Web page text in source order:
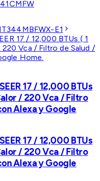
E1
17 / 12,000 BTUs
/ 220 Vca / Filtro
Alexa y Google
17 / 12,000 BTUs
/ 220 Vca / Filtro
Alexa y Google